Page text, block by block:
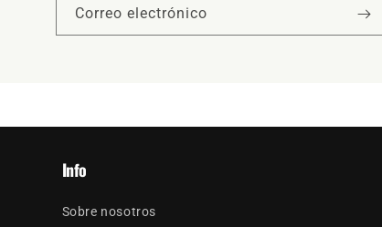
Correo electrónico
Info
Sobre nosotros